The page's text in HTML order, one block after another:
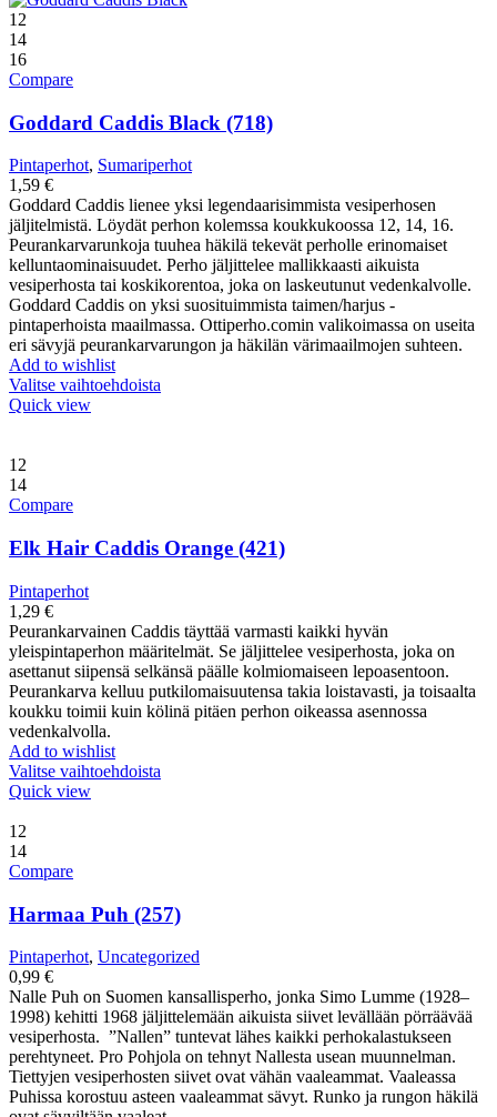
12
14
16
Compare
Goddard Caddis Black (718)
Pintaperhot, Sumariperhot
1,59 €
Goddard Caddis lienee yksi legendaarisimmista vesiperhosen
jäljitelmistä. Löydät perhon kolemssa koukkukoossa 12, 14, 16.
Peurankarvarunkoja tuuhea häkilä tekevät perholle erinomaiset
kelluntaominaisuudet. Perho jäljittelee mallikkaasti aikuista
vesiperhosta tai koskikorentoa, joka on laskeutunut vedenkalvolle.
Goddard Caddis on yksi suosituimmista taimen/harjus -
pintaperhoista maailmassa. Ottiperho.comin valikoimassa on useita
eri sävyjä peurankarvarungon ja häkilän värimaailmojen suhteen.
Add to wishlist
Valitse vaihtoehdoista
Quick view
12
14
Compare
Elk Hair Caddis Orange (421)
Pintaperhot
1,29 €
Peurankarvainen Caddis täyttää varmasti kaikki hyvän
yleispintaperhon määritelmät. Se jäljittelee vesiperhosta, joka on
asettanut siipensä selkänsä päälle kolmiomaiseen lepoasentoon.
Peurankarva kelluu putkilomaisuutensa takia loistavasti, ja toisaalta
koukku toimii kuin kölinä pitäen perhon oikeassa asennossa
vedenkalvolla.
Add to wishlist
Valitse vaihtoehdoista
Quick view
12
14
Compare
Harmaa Puh (257)
Pintaperhot, Uncategorized
0,99 €
Nalle Puh on Suomen kansallisperho, jonka Simo Lumme (1928–
1998) kehitti 1968 jäljittelemään aikuista siivet levällään pörräävää
vesiperhosta. ”Nallen” tuntevat lähes kaikki perhokalastukseen
perehtyneet. Pro Pohjola on tehnyt Nallesta usean muunnelman.
Tiettyjen vesiperhosten siivet ovat vähän vaaleammat. Vaaleassa
Puhissa korostuu asteen vaaleammat sävyt. Runko ja rungon häkilä